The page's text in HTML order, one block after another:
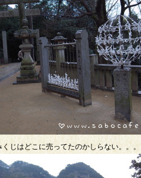
くじはどこに売ってたのかしらない。。。